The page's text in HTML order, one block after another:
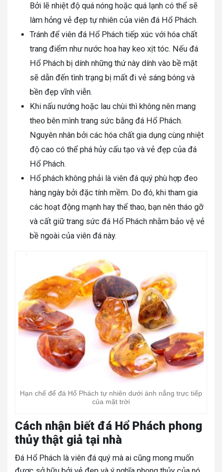
Bởi lẽ nhiệt độ quá nóng hoặc quá lạnh có thể sẽ
làm hỏng vẻ đẹp tự nhiên của viên đá Hổ Phách.
Tránh để viên đá Hổ Phách tiếp xúc với hóa chất
trang điểm như nước hoa hay keo xịt tóc. Nếu đá
Hổ Phách bị dính những thứ này dính vào bề mặt
sẽ dẫn đến tình trạng bị mất đi vẻ sáng bóng và
bền đẹp vĩnh viễn.
Khi nấu nướng hoặc lau chùi thì không nên mang
theo bên mình trang sức bằng đá Hổ Phách.
Nguyên nhân bởi các hóa chất gia dụng cùng nhiệt
độ cao có thể phá hủy cấu tạo và vẻ đẹp của đá
Hổ Phách.
Hổ phách không phải là viên đá quý phù hợp đeo
hàng ngày bởi đặc tính mềm. Do đó, khi tham gia
các hoạt động mạnh hay thể thao, bạn nên tháo gỡ
và cất giữ trang sức đá Hổ Phách nhằm bảo vệ vẻ
bề ngoài của viên đá này.
Hạn chế để đá Hổ Phách tự nhiên dưới ánh nắng trực tiếp
của mặt trời
Cách nhận biết đá Hổ Phách phong
thủy thật giả tại nhà
Đá Hổ Phách là viên đá quý mà ai cũng mong muốn